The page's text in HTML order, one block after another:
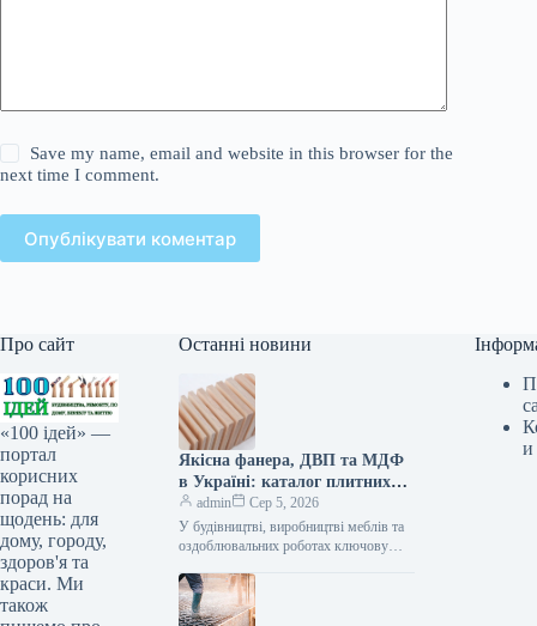
Save my name, email and website in this browser for the
next time I comment.
Опублікувати коментар
Про сайт
«100 ідей» —
портал
корисних
порад на
щодень: для
дому, городу,
здоров'я та
краси. Ми
також
Останні новини
Якісна фанера, ДВП та МДФ
в Україні: каталог плитних
матеріалів від «ВІН-ВУД»
admin
Сер 5, 2026
У будівництві, виробництві меблів та
оздоблювальних роботах ключову
сировини. Компанія «ВІН-ВУД» уже
тривалий час займається…
и